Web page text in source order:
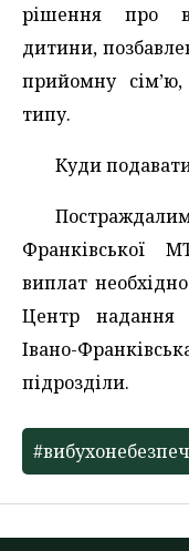
рішення про
дитини,
прийомну
типу.
Куди
Франківської
виплат
Центр надання
Івано-
підрозділи.